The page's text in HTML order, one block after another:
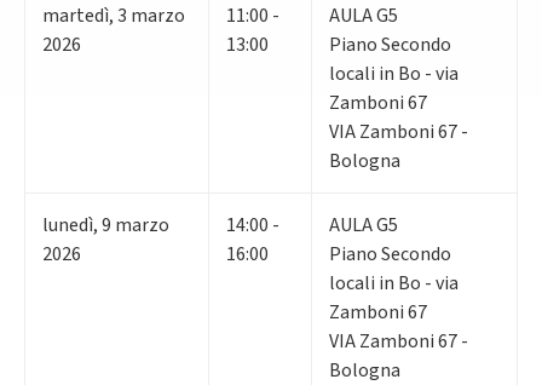
martedì,3 marzo
2026
11:00 -
13:00
AULA G5
Piano Secondo
locali in Bo - via
Zamboni 67
VIA Zamboni 67 -
Bologna
lunedì,9 marzo
2026
14:00 -
16:00
AULA G5
Piano Secondo
locali in Bo - via
Zamboni 67
VIA Zamboni 67 -
Bologna